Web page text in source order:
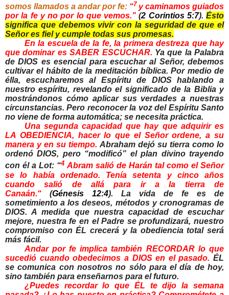
somos llamados a andar por fe: “7 y caminamos guiados
por la fe y no por lo que vemos.” (2 Corintios 5:7). Ésto
significa que debemos vivir con la seguridad de que el
Señor es fiel y cumple todas sus promesas.
En la escuela de la fe, la primera destreza que hay
que dominar es SABER ESCUCHAR. Ya que la Palabra
de DIOS es esencial para escuchar al Señor, debemos
cultivar el hábito de la meditación bíblica. Por medio de
élla, escucharemos al Espíritu de DIOS hablando a
nuestro espíritu, revelando el significado de la Biblia y
mostrándonos cómo aplicar sus verdades a nuestras
circunstancias. Pero reconocer la voz del Espíritu Santo
no viene de forma automática; se necesita práctica.
Una segunda capacidad que hay que adquirir es
LA OBEDIENCIA, hacer lo que el Señor ordene, a su
manera y en su tiempo. Abraham dejó su tierra como lo
ordenó DIOS, pero “modificó” el plan divino trayendo
con él a Lot: “4 Abram salió de Harán tal como el Señor
se lo había ordenado. Tenía setenta y cinco años
cuando salió de allá para ir a la tierra de
Canaán.“ (Génesis 12:4). La vida de fe es de
sometimiento a los deseos, métodos y cronogramas de
DIOS. A medida que nuestra capacidad de escuchar
mejore, nuestra fe en el Padre se profundizará, nuestro
compromiso con ÉL crecerá y la obediencia total será
más fácil.
Andar por fe implica también RECORDAR lo que
sucedió cuando obedecimos a DIOS en el pasado. ÉL
se comunica con nosotros no sólo para el día de hoy,
sino también para enseñarnos para el futuro.
¿Puedes recordar lo que ÉL te dijo la semana